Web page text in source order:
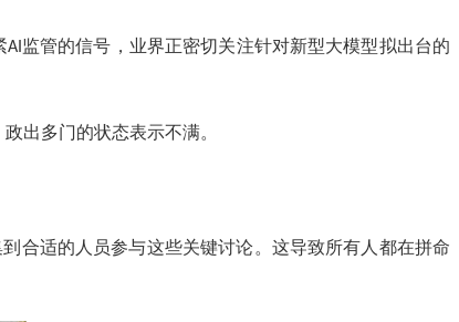
监管的信号，业界正密切关注针对新型大模型拟出台的
出多门的状态表示不满。
合适的人员参与这些关键讨论。这导致所有人都在拼命